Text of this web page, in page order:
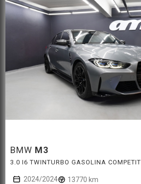
BMW M3
3.0 I6 TWINTURBO GASOLINA
2024/2024 13770 km